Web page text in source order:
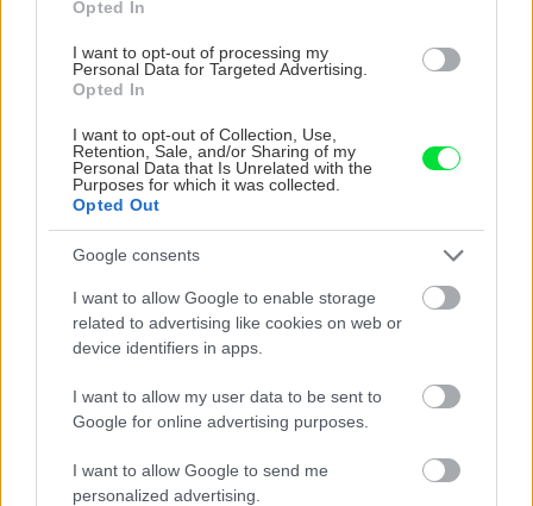
Opted In
I want to opt-out of processing my
Personal Data for Targeted Advertising.
Opted In
I want to opt-out of Collection, Use,
Retention, Sale, and/or Sharing of my
Personal Data that Is Unrelated with the
Purposes for which it was collected.
Opted Out
Google consents
I want to allow Google to enable storage
related to advertising like cookies on web or
device identifiers in apps.
I want to allow my user data to be sent to
Google for online advertising purposes.
I want to allow Google to send me
personalized advertising.
vyrobené najčastejšie z polykarbonátu. Šírka
posuvného zastrešenia sa bežne vyrába do
rozmeru 7 m. Väčšie šírky sa riešia pomocou
podobných konštrukcií, ako majú zimné
záhrady.